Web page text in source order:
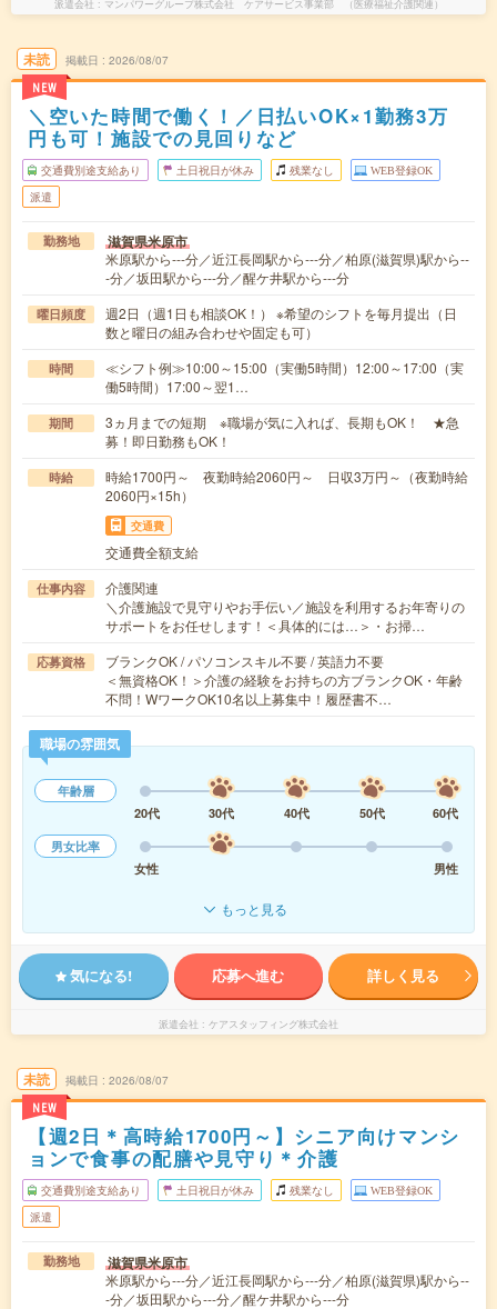
派遣会社 マンパワーグループ株式会社 ケアサービス事業部 （医療福祉介護関連）
未読
NEW
掲載日 2026/08/07
＼空いた時間で働く！／日払いOK×1勤務3万
円も可！施設での見回りなど
交通費別途支給あり 土日祝日が休み 残業なし WEB登録OK
派遣
勤務地 滋賀県米原市
米原駅から---分／近江長岡駅から---分／柏原(滋賀県)駅から--
-分／坂田駅から---分／醒ケ井駅から---分
曜日頻度
週2日（週1日も相談OK！） ※希望のシフトを毎月提出（日
数と曜日の組み合わせや固定も可）
時間
≪シフト例≫10:00～15:00（実働5時間）12:00～17:00（実
働5時間）17:00～翌1…
期間
3ヵ月までの短期 ※職場が気に入れば、長期もOK！ ★急
募！即日勤務もOK！
時給
時給1700円～ 夜勤時給2060円～ 日収3万円～（夜勤時給
2060円×15h）
交通費
交通費全額支給
仕事内容
介護関連
＼介護施設で見守りやお手伝い／施設を利用するお年寄りの
サポートをお任せします！＜具体的には…＞・お掃…
応募資格
ブランクOK / パソコンスキル不要 / 英語力不要
＜無資格OK！＞介護の経験をお持ちの方ブランクOK・年齢
不問！WワークOK10名以上募集中！履歴書不…
職場の雰囲気
年齢層
20代
30代 40代 50代
60代
男女比率
女性
男性
もっと見る
気になる! 応募へ進む 詳しく見る
派遣会社 ケアスタッフィング株式会社
未読
NEW
掲載日 2026/08/07
【週2日＊高時給1700円～】シニア向けマンシ
ョンで食事の配膳や見守り＊介護
交通費別途支給あり 土日祝日が休み 残業なし WEB登録OK
派遣
勤務地 滋賀県米原市
米原駅から---分／近江長岡駅から---分／柏原(滋賀県)駅から--
-分／坂田駅から---分／醒ケ井駅から---分